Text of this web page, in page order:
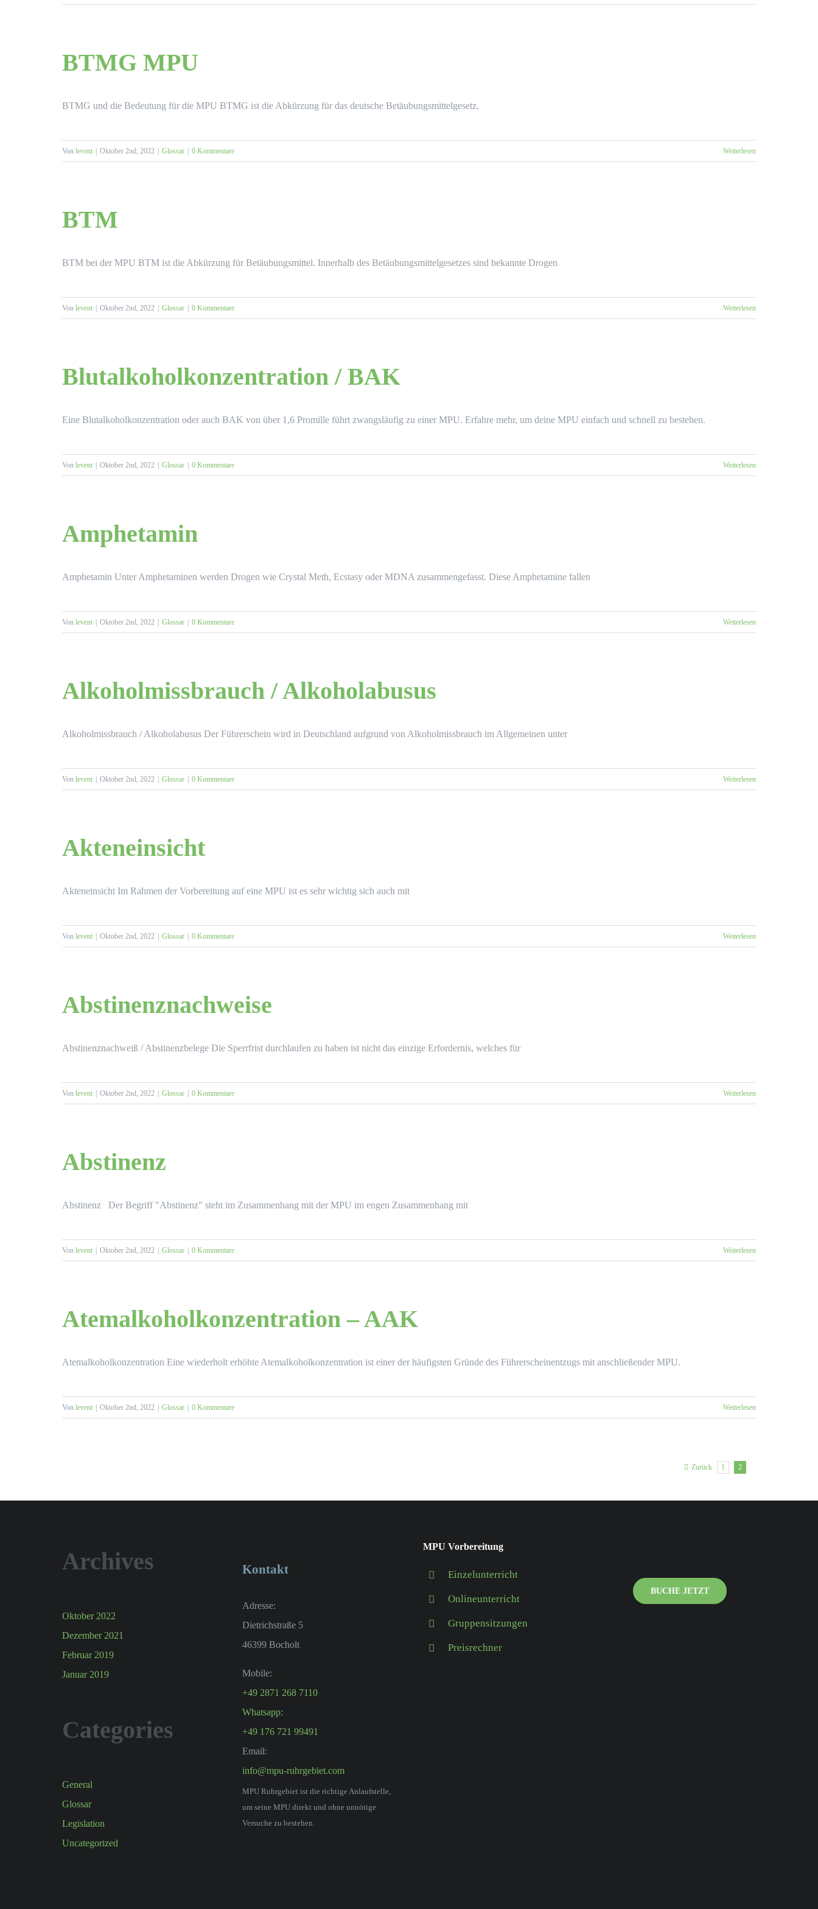
BTMG MPU
BTMG und die Bedeutung für die MPU BTMG ist die Abkürzung für das deutsche Betäubungsmittelgesetz.
Von levent Oktober 2nd, 2022 Glossar 0 Kommentare Weiterlesen
BTM
BTM bei der MPU BTM ist die Abkürzung für Betäubungsmittel. Innerhalb des Betäubungsmittelgesetzes sind bekannte Drogen
Von levent Oktober 2nd, 2022 Glossar 0 Kommentare Weiterlesen
Blutalkoholkonzentration / BAK
Eine Blutalkoholkonzentration oder auch BAK von über 1,6 Promille führt zwangsläufig zu einer MPU. Erfahre mehr, um deine MPU einfach und schnell zu bestehen.
Von levent Oktober 2nd, 2022 Glossar 0 Kommentare Weiterlesen
Amphetamin
Amphetamin Unter Amphetaminen werden Drogen wie Crystal Meth, Ecstasy oder MDNA zusammengefasst. Diese Amphetamine fallen
Von levent Oktober 2nd, 2022 Glossar 0 Kommentare Weiterlesen
Alkoholmissbrauch / Alkoholabusus
Alkoholmissbrauch / Alkoholabusus Der Führerschein wird in Deutschland aufgrund von Alkoholmissbrauch im Allgemeinen unter
Von levent Oktober 2nd, 2022 Glossar 0 Kommentare Weiterlesen
Akteneinsicht
Akteneinsicht Im Rahmen der Vorbereitung auf eine MPU ist es sehr wichtig sich auch mit
Von levent Oktober 2nd, 2022 Glossar 0 Kommentare Weiterlesen
Abstinenznachweise
Abstinenznachweiß / Abstinenzbelege Die Sperrfrist durchlaufen zu haben ist nicht das einzige Erfordernis, welches für
Von levent Oktober 2nd, 2022 Glossar 0 Kommentare Weiterlesen
Abstinenz
Abstinenz Der Begriff "Abstinenz" steht im Zusammenhang mit der MPU im engen Zusammenhang mit
Von levent Oktober 2nd, 2022 Glossar 0 Kommentare Weiterlesen
Atemalkoholkonzentration – AAK
Atemalkoholkonzentration Eine wiederholt erhöhte Atemalkoholkonzentration ist einer der häufigsten Gründe des Führerscheinentzugs mit anschließender MPU.
Von levent Oktober 2nd, 2022 Glossar 0 Kommentare Weiterlesen
Zurück 1 2
Archives
Oktober 2022
Dezember 2021
Februar 2019
Januar 2019
Categories
General
Glossar
Legislation
Uncategorized
Kontakt
Adresse:
Dietrichstraße 5
46399 Bocholt
Mobile:
+49 2871 268 7110
Whatsapp:
+49 176 721 99491
Email:
info@mpu-ruhrgebiet.com
MPU Ruhrgebiet ist die richtige Anlaufstelle,
um seine MPU direkt und ohne unnötige
Versuche zu bestehen.
MPU Vorbereitung
Einzelunterricht
Onlineunterricht
Gruppensitzungen
Preisrechner
BUCHE JETZT